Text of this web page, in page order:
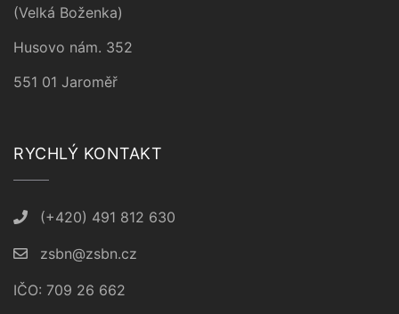
(Velká Boženka)
Husovo nám. 352
551 01 Jaroměř
RYCHLÝ KONTAKT
(+420) 491 812 630
zsbn@zsbn.cz
IČO: 709 26 662